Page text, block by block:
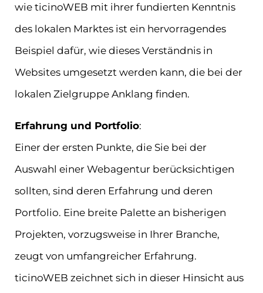
wie ticinoWEB mit ihrer fundierten Kenntnis
des lokalen Marktes ist ein hervorragendes
Beispiel dafür, wie dieses Verständnis in
Websites umgesetzt werden kann, die bei der
lokalen Zielgruppe Anklang finden.
Erfahrung und Portfolio:
Einer der ersten Punkte, die Sie bei der
Auswahl einer Webagentur berücksichtigen
sollten, sind deren Erfahrung und deren
Portfolio. Eine breite Palette an bisherigen
Projekten, vorzugsweise in Ihrer Branche,
zeugt von umfangreicher Erfahrung.
ticinoWEB zeichnet sich in dieser Hinsicht aus